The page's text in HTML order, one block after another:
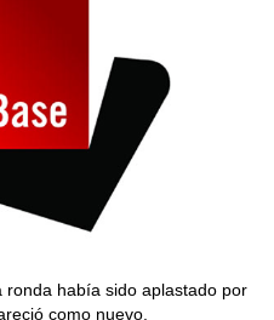
ronda había sido aplastado por
como nuevo.